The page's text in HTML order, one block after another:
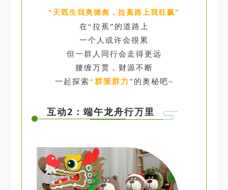
“天既生我奥德彪，拉蕉路上我狂飙”
在“拉蕉”的道路上
一个人或许会很累
但一群人同行会走得更远
腰缠万贯，财源不断
一起探索“群策群力”的奥秘吧~
互动2：端午龙舟行万里